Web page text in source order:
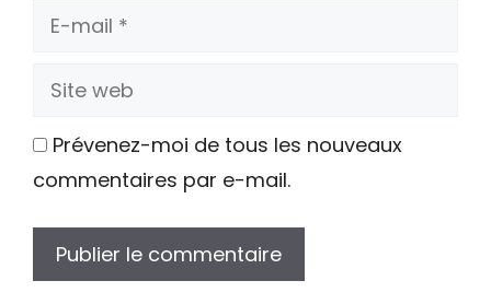
E-
Site
Prévenez-moi de tous les nouveaux
commentaires par e-mail.